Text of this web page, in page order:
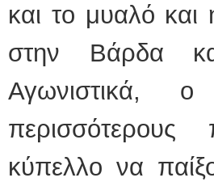
και το μυαλό και
στην Βάρδα
Αγωνιστικά,
περισσότερους
κύπελλο να